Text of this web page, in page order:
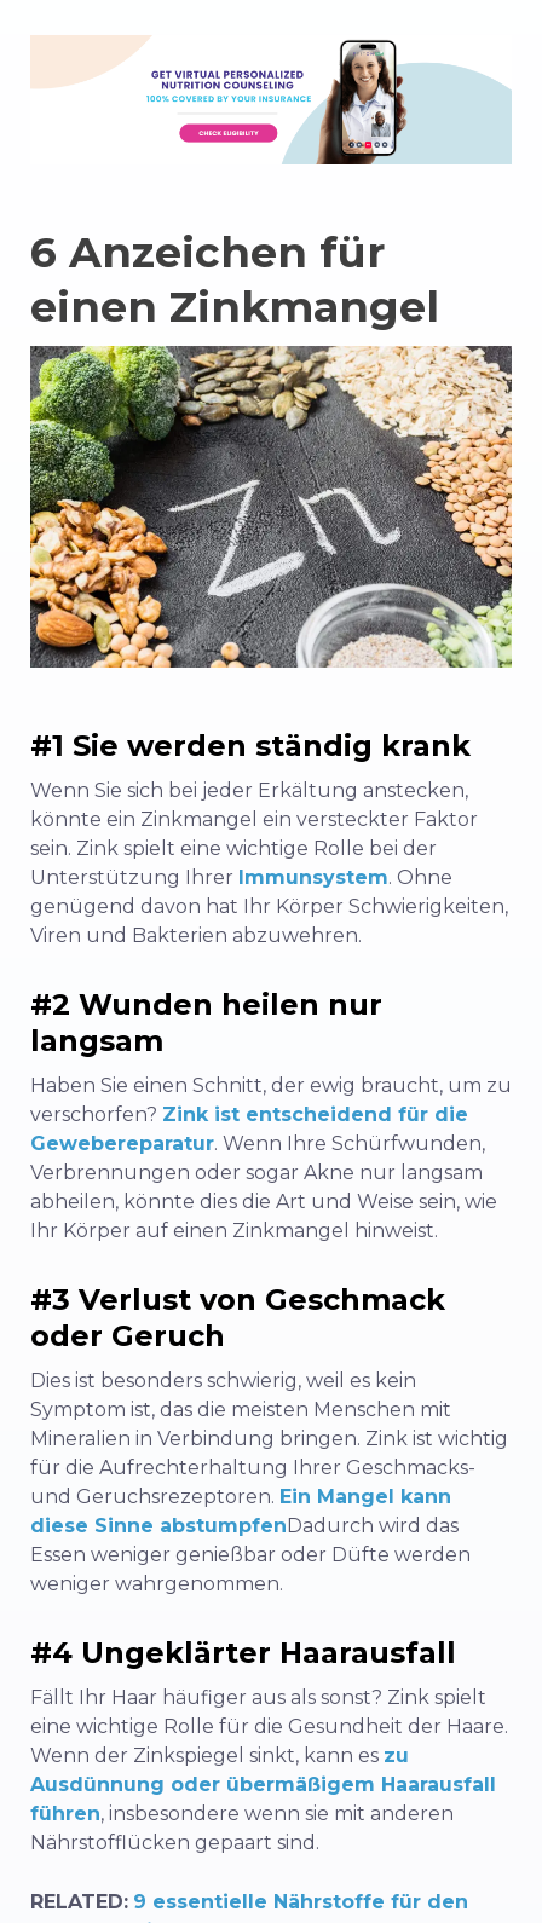
6 Anzeichen für
einen Zinkmangel
#1 Sie werden ständig krank
Wenn Sie sich bei jeder Erkältung anstecken,
könnte ein Zinkmangel ein versteckter Faktor
sein. Zink spielt eine wichtige Rolle bei der
Unterstützung Ihrer Immunsystem. Ohne
genügend davon hat Ihr Körper Schwierigkeiten,
Viren und Bakterien abzuwehren.
#2 Wunden heilen nur
langsam
Haben Sie einen Schnitt, der ewig braucht, um zu
verschorfen? Zink ist entscheidend für die
Gewebereparatur. Wenn Ihre Schürfwunden,
Verbrennungen oder sogar Akne nur langsam
abheilen, könnte dies die Art und Weise sein, wie
Ihr Körper auf einen Zinkmangel hinweist.
#3 Verlust von Geschmack
oder Geruch
Dies ist besonders schwierig, weil es kein
Symptom ist, das die meisten Menschen mit
Mineralien in Verbindung bringen. Zink ist wichtig
für die Aufrechterhaltung Ihrer Geschmacks-
und Geruchsrezeptoren. Ein Mangel kann
diese Sinne abstumpfenDadurch wird das
Essen weniger genießbar oder Düfte werden
weniger wahrgenommen.
#4 Ungeklärter Haarausfall
Fällt Ihr Haar häufiger aus als sonst? Zink spielt
eine wichtige Rolle für die Gesundheit der Haare.
Wenn der Zinkspiegel sinkt, kann es zu
Ausdünnung oder übermäßigem Haarausfall
führen, insbesondere wenn sie mit anderen
Nährstofflücken gepaart sind.
RELATED: 9 essentielle Nährstoffe für den